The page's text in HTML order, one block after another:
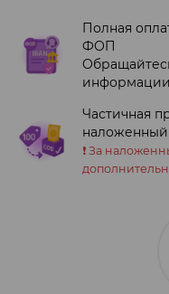
Полная
ФОП
Частичная
❗️ За